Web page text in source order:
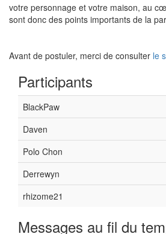
votre personnage et votre maison, au
sont donc des points importants de la
Avant de postuler, merci de consulter le
Participants
BlackPaw
Daven
Polo Chon
Derrewyn
rhizome21
Messages au fil du